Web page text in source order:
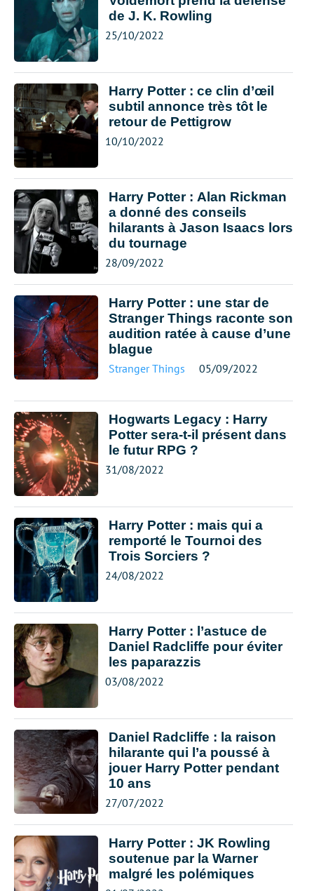
de J. K. Rowling
25/10/2022
Harry Potter : ce clin d’œil
subtil annonce très tôt le
retour de Pettigrow
10/10/2022
Harry Potter : Alan Rickman
a donné des conseils
hilarants à Jason Isaacs lors
du tournage
28/09/2022
Harry Potter : une star de
Stranger Things raconte son
audition ratée à cause d’une
blague
Stranger Things 05/09/2022
Hogwarts Legacy : Harry
Potter sera-t-il présent dans
le futur RPG ?
31/08/2022
Harry Potter : mais qui a
remporté le Tournoi des
Trois Sorciers ?
24/08/2022
Harry Potter : l’astuce de
Daniel Radcliffe pour éviter
les paparazzis
03/08/2022
Daniel Radcliffe : la raison
hilarante qui l’a poussé à
jouer Harry Potter pendant
10 ans
27/07/2022
Harry Potter : JK Rowling
soutenue par la Warner
malgré les polémiques